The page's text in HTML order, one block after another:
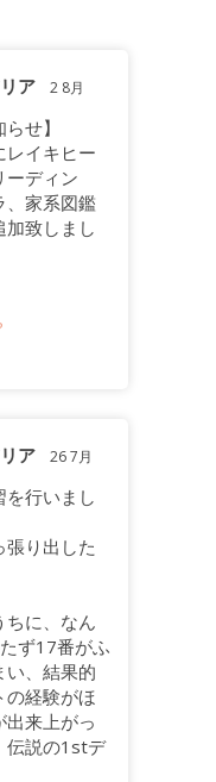
ア 2 8月
せ】
レイキヒー
ーディン
、家系図鑑
加致しまし
ア 26 7月
行いまし
り出した
ちに、なん
ず17番がふ
い、結果的
の経験がほ
出来上がっ
伝説の1stデ